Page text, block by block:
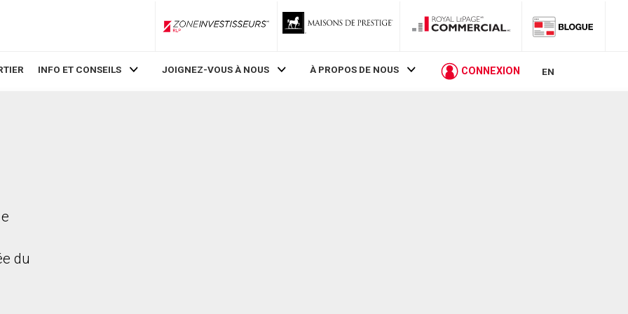
ZoneInvestisseurs RLP
INFO ET CONSEILS JOIGNEZ-VOUS À NOUS À PROPOS DE NOUS CONNEXION EN
du